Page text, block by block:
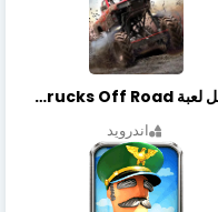
تحميل لعبة Trucks Off Road مهكرة اخر اصدار
اندرويد